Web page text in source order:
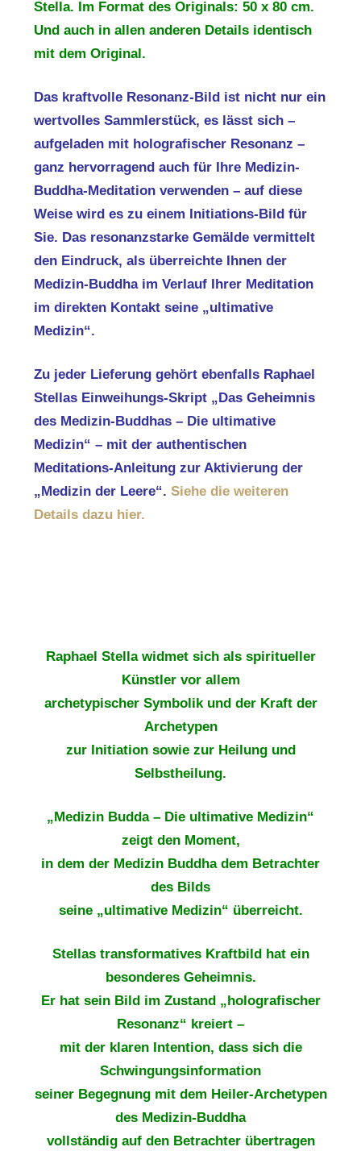
Stella. Im Format des Originals: 50 x 80 cm.
Und auch in allen anderen Details identisch
mit dem Original.
Das kraftvolle Resonanz-Bild ist nicht nur ein
wertvolles Sammlerstück, es lässt sich –
aufgeladen mit holografischer Resonanz –
ganz hervorragend auch für Ihre Medizin-
Buddha-Meditation verwenden – auf diese
Weise wird es zu einem Initiations-Bild für
Sie. Das resonanzstarke Gemälde vermittelt
den Eindruck, als überreichte Ihnen der
Medizin-Buddha im Verlauf Ihrer Meditation
im direkten Kontakt seine „ultimative
Medizin“.
Zu jeder Lieferung gehört ebenfalls Raphael
Stellas Einweihungs-Skript „Das Geheimnis
des Medizin-Buddhas – Die ultimative
Medizin“ – mit der authentischen
Meditations-Anleitung zur Aktivierung der
„Medizin der Leere“. Siehe die weiteren
Details dazu hier.
Raphael Stella widmet sich als spiritueller
Künstler vor allem
archetypischer Symbolik und der Kraft der
Archetypen
zur Initiation sowie zur Heilung und
Selbstheilung.
„Medizin Budda – Die ultimative Medizin“
zeigt den Moment,
in dem der Medizin Buddha dem Betrachter
des Bilds
seine „ultimative Medizin“ überreicht.
Stellas transformatives Kraftbild hat ein
besonderes Geheimnis.
Er hat sein Bild im Zustand „holografischer
Resonanz“ kreiert –
mit der klaren Intention, dass sich die
Schwingungsinformation
seiner Begegnung mit dem Heiler-Archetypen
des Medizin-Buddha
vollständig auf den Betrachter übertragen